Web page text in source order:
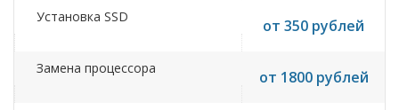
Установка SSD от 350 рублей
Замена процессора от 1800 рублей